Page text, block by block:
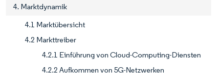
4. Marktdynamik
4.1 Marktübersicht
4.2 Markttreiber
4.2.1 Einführung von Cloud-Computing-Diensten
4.2.2 Aufkommen von 5G-Netzwerken